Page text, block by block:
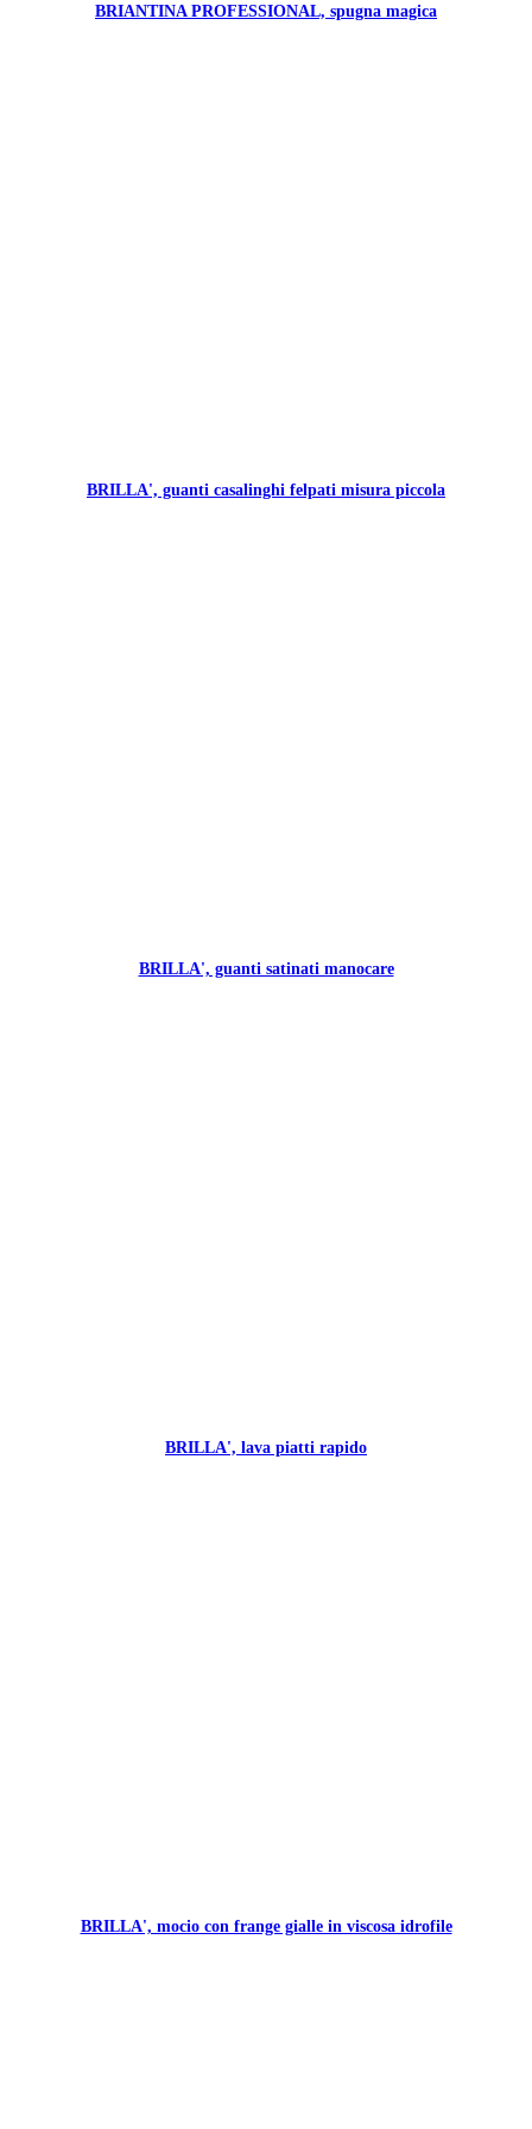
BRIANTINA PROFESSIONAL, spugna magica
BRILLA', guanti casalinghi felpati misura piccola
BRILLA', guanti satinati manocare
BRILLA', lava piatti rapido
BRILLA', mocio con frange gialle in viscosa idrofile